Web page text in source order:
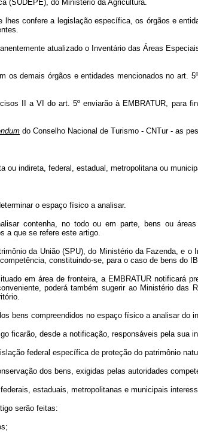
(SUDEPE), do Ministério da Agricultura.
lhes confere a legislação específica, os órgãos e
atualizado o Inventário das Áreas
os demais órgãos e entidades mencionados no
II a VI do art. 5º enviarão à EMBRATUR, para
do Conselho Nacional de Turismo - CNTur - as
ou indireta, federal, estadual, metropolitana ou
o espaço físico a analisar.
contenha, no todo ou em parte, bens ou
a que se refere este artigo.
da União (SPU), do Ministério da Fazenda, e
constituindo-se, para o caso de bens do
em área de fronteira, a EMBRATUR notificará
poderá também sugerir ao Ministério
bens compreendidos no espaço físico a analisar do
ficarão, desde a notificação, responsáveis pela sua
federal específica de proteção do patrimônio
dos bens, exigidas pelas autoridades
estaduais, metropolitanas e municipais
serão feitas: